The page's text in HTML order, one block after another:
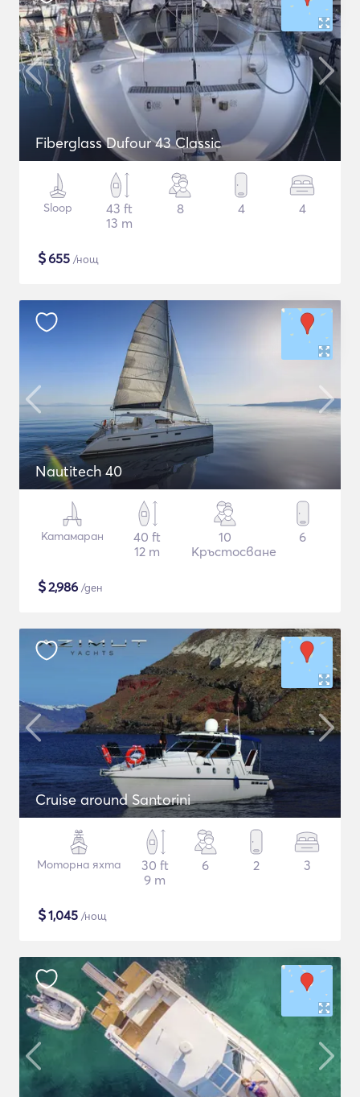
Fiberglass Dufour 43 Classic
Sloop
43 ft
13 m
8 4 4
$655 /нощ
Nautitech 40
Катамаран
40 ft
12 m
10
Кръстосване
6
$2,986 /ден
Cruise around Santorini
Моторна яхта
30 ft
9 m
6 2 3
$1,045 /нощ